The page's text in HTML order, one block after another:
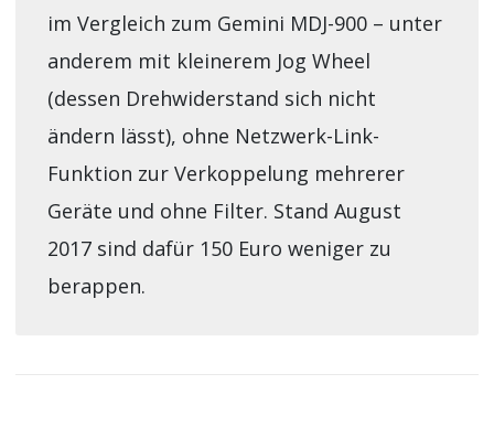
im Vergleich zum Gemini MDJ-900 – unter
anderem mit kleinerem Jog Wheel
(dessen Drehwiderstand sich nicht
ändern lässt), ohne Netzwerk-Link-
Funktion zur Verkoppelung mehrerer
Geräte und ohne Filter. Stand August
2017 sind dafür 150 Euro weniger zu
berappen.